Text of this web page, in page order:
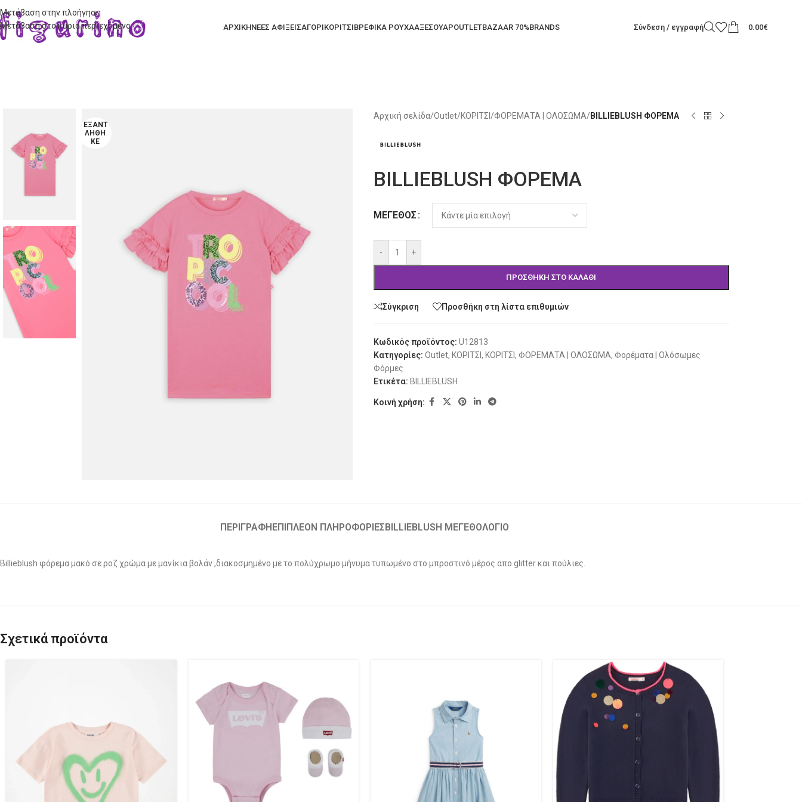
Μετάβαση στην πλοήγηση
Μετάβαση στο κύριο περιεχόμενο
ΑΡΧΙΚΗΝΕΕΣ ΑΦΙΞΕΙΣΑΓΟΡΙΚΟΡΙΤΣΙΒΡΕΦΙΚΑ ΡΟΥΧΑΑΞΕΣΟΥΑΡOUTLETBAZAAR 70%BRANDS Σύνδεση / εγγραφή 0.00€
ΕΞΑΝΤ
ΛΉΘΗ
ΚΕ
Αρχική σελίδα/Outlet/ΚΟΡΙΤΣΙ /ΦΟΡΕΜΑΤΑ | ΟΛΟΣΩΜΑ/BILLIEBLUSH ΦΟΡΕΜΑ
BILLIEBLUSH ΦΟΡΕΜΑ
ΜΈΓΕΘΟΣ
- +
ΠΡΟΣΘΉΚΗ ΣΤΟ ΚΑΛΆΘΙ
Alternative:
Σύγκριση Προσθήκη στη λίστα επιθυμιών
Κωδικός προϊόντος: U12813
Κατηγορίες: Outlet, ΚΟΡΙΤΣΙ , ΚΟΡΙΤΣΙ , ΦΟΡΕΜΑΤΑ | ΟΛΟΣΩΜΑ, Φορέματα | Ολόσωμες
Φόρμες
Ετικέτα: BILLIEBLUSH
Κοινή χρήση:
ΠΕΡΙΓΡΑΦΉΕΠΙΠΛΈΟΝ ΠΛΗΡΟΦΟΡΊΕΣBILLIEBLUSH ΜΕΓΕΘΟΛΟΓΙΟ
Billieblush φόρεμα μακό σε ροζ χρώμα με μανίκια βολάν ,διακοσμημένο με το πολύχρωμο μήνυμα τυπωμένο στο μπροστινό μέρος απο glitter και πούλιες.
Σχετικά προϊόντα